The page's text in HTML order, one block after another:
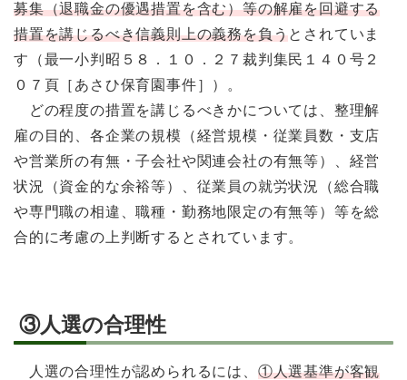
募集（退職金の優遇措置を含む）等の解雇を回避する
措置を講じるべき信義則上の義務を負うとされていま
す（最一小判昭５８．１０．２７裁判集民１４０号２
０７頁［あさひ保育園事件］）。
どの程度の措置を講じるべきかについては、整理解
雇の目的、各企業の規模（経営規模・従業員数・支店
や営業所の有無・子会社や関連会社の有無等）、経営
状況（資金的な余裕等）、従業員の就労状況（総合職
や専門職の相違、職種・勤務地限定の有無等）等を総
合的に考慮の上判断するとされています。
③人選の合理性
人選の合理性が認められるには、 ①人選基準が客観